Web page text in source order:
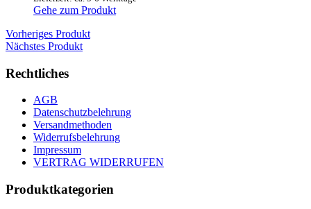
Gehe zum Produkt
Vorheriges Produkt
Nächstes Produkt
Rechtliches
AGB
Datenschutzbelehrung
Versandmethoden
Widerrufsbelehrung
Impressum
VERTRAG WIDERRUFEN
Produktkategorien